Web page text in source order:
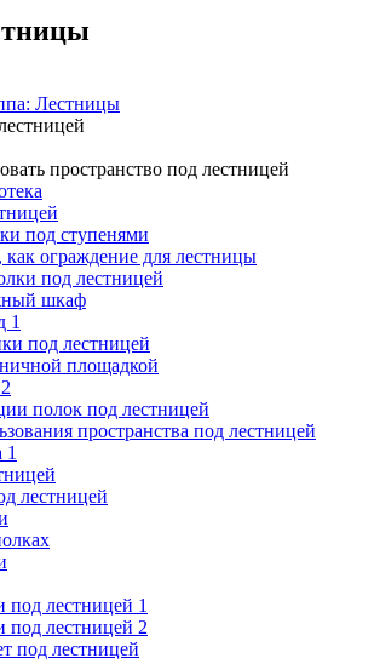
Лестницы
пространство под лестницей